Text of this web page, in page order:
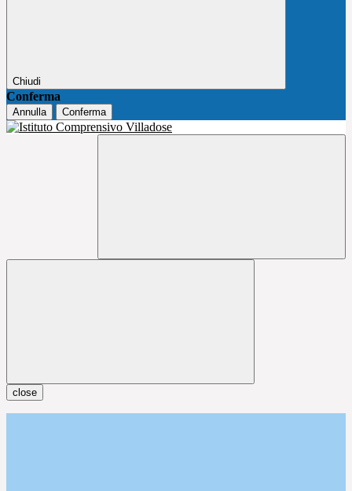
Chiudi
Conferma
Annulla Conferma
close